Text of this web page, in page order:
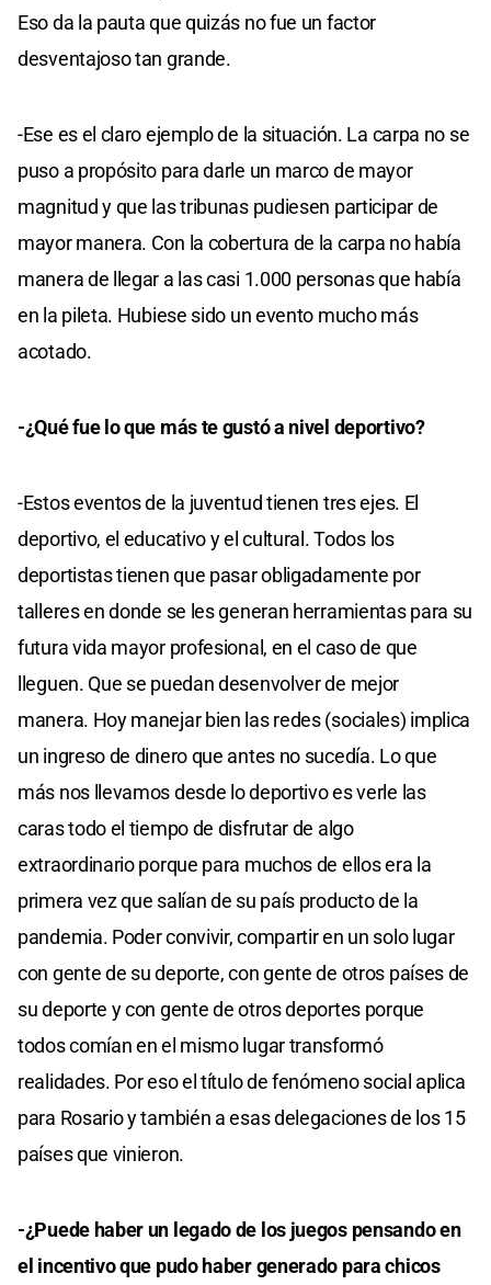
Eso da la pauta que quizás no fue un factor
desventajoso tan grande.
-Ese es el claro ejemplo de la situación. La carpa no se
puso a propósito para darle un marco de mayor
magnitud y que las tribunas pudiesen participar de
mayor manera. Con la cobertura de la carpa no había
manera de llegar a las casi 1.000 personas que había
en la pileta. Hubiese sido un evento mucho más
acotado.
-¿Qué fue lo que más te gustó a nivel deportivo?
-Estos eventos de la juventud tienen tres ejes. El
deportivo, el educativo y el cultural. Todos los
deportistas tienen que pasar obligadamente por
talleres en donde se les generan herramientas para su
futura vida mayor profesional, en el caso de que
lleguen. Que se puedan desenvolver de mejor
manera. Hoy manejar bien las redes (sociales) implica
un ingreso de dinero que antes no sucedía. Lo que
más nos llevamos desde lo deportivo es verle las
caras todo el tiempo de disfrutar de algo
extraordinario porque para muchos de ellos era la
primera vez que salían de su país producto de la
pandemia. Poder convivir, compartir en un solo lugar
con gente de su deporte, con gente de otros países de
su deporte y con gente de otros deportes porque
todos comían en el mismo lugar transformó
realidades. Por eso el título de fenómeno social aplica
para Rosario y también a esas delegaciones de los 15
países que vinieron.
-¿Puede haber un legado de los juegos pensando en
el incentivo que pudo haber generado para chicos